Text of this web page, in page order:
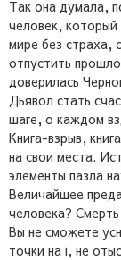
Так она думала,
человек, который
мире без страха,
отпустить
доверилась
Дьявол стать
шаге, о каждом
Книга-взрыв,
на свои места.
элементы пазла
Величайшее
человека?
Вы не сможете
точки на i, не